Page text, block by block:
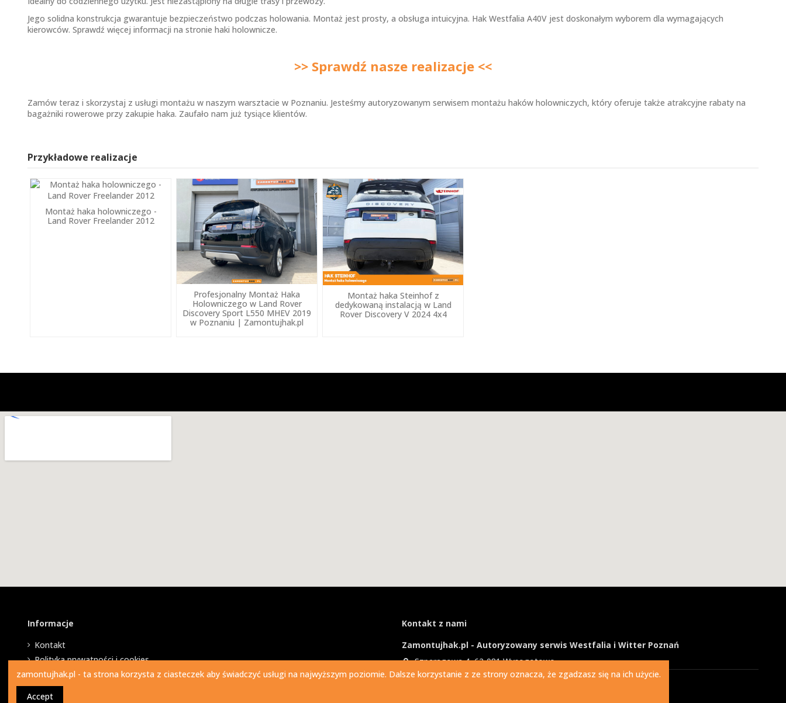
Jego solidna konstrukcja gwarantuje bezpieczeństwo podczas holowania. Montaż jest prosty, a obsługa intuicyjna. Hak Westfalia A40V jest doskonałym wyborem dla wymagających
kierowców. Sprawdź więcej informacji na stronie haki holownicze.
>> Sprawdź nasze realizacje <<
Zamów teraz i skorzystaj z usługi montażu w naszym warsztacie w Poznaniu. Jesteśmy autoryzowanym serwisem montażu haków holowniczych, który oferuje także atrakcyjne rabaty na
bagażniki rowerowe przy zakupie haka. Zaufało nam już tysiące klientów.
Przykładowe realizacje
Montaż haka holowniczego -
Land Rover Freelander 2012
Profesjonalny Montaż Haka
Holowniczego w Land Rover
Discovery Sport L550 MHEV 2019
w Poznaniu | Zamontujhak.pl
Montaż haka Steinhof z
dedykowaną instalacją w Land
Rover Discovery V 2024 4x4
Informacje
Kontakt
Polityka prywatności i cookies
Kontakt z nami
Zamontujhak.pl - Autoryzowany serwis Westfalia i Witter Poznań
Szparagowa 4, 62-081 Wysogotowo
730 037 037
zamontujhak.pl - ta strona korzysta z ciasteczek aby świadczyć usługi na najwyższym poziomie. Dalsze korzystanie z ze strony oznacza, że zgadzasz się na ich użycie.
Accept